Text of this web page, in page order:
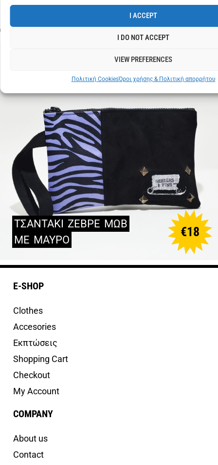
I ACCEPT
I DO NOT ACCEPT
VIEW PREFERENCES
Πολιτική CookiesΌροι χρήσης & Πολιτική απορρήτου
ΓΑΛΑΖΙΟ
ΤΣΑΝΤΑΚΙ ΖΕΒΡΕ ΜΩΒ
ΜΕ ΜΑΥΡΟ
€18
E-SHOP
Clothes
Accesories
Εκπτώσεις
Shopping Cart
Checkout
My Account
COMPANY
About us
Contact